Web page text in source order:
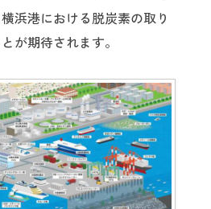
浜港における脱炭素の取り
が期待されます。